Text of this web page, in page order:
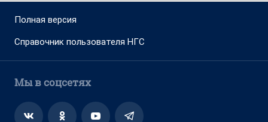
Полная версия
Справочник пользователя НГС
Мы в соцсетях